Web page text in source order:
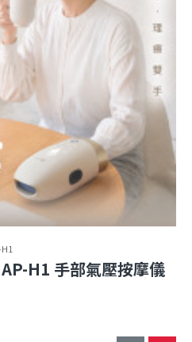
H1 手部氣壓按摩儀